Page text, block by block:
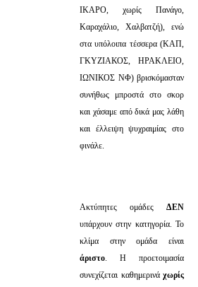
ΙΚΑΡΟ, χωρίς Πανάγο,
Καραχάλιο, Χαλβατζή), ενώ
στα υπόλοιπα τέσσερα (ΚΑΠ,
ΓΚΥΖΙΑΚΟΣ, ΗΡΑΚΛΕΙΟ,
ΙΩΝΙΚΟΣ ΝΦ) βρισκόμασταν
συνήθως μπροστά στο σκορ
και χάσαμε από δικά μας λάθη
και έλλειψη ψυχραιμίας στο
φινάλε.
Ακτύπητες ομάδες ΔΕΝ
υπάρχουν στην κατηγορία. Το
κλίμα στην ομάδα είναι
άριστο . Η προετοιμασία
συνεχίζεται καθημερινά χωρίς